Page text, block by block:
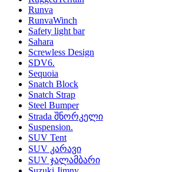
Runva
RunvaWinch
Safety light bar
Sahara
Screwless Design
SDV6.
Sequoia
Snatch Block
Snatch Strap
Steel Bumper
Strada შნორკელი
Suspension.
SUV Tent
SUV კარავი
SUV ჯალამბარი